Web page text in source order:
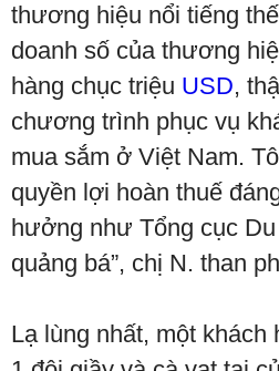
thương hiệu nổi tiếng
doanh số của thương
hàng chục triệu USD,
chương trình phục vụ
mua sắm ở Việt Nam.
quyền lợi hoàn thuế
hưởng như Tổng cục
quảng bá”, chị N. than
Lạ lùng nhất, một khách